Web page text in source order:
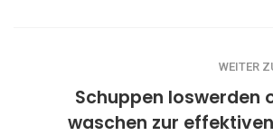
WEITER
Schuppen loswerden
waschen zur